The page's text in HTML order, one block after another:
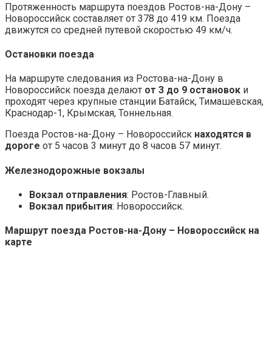
Протяженность маршрута поездов Ростов-на-Дону –
Новороссийск составляет от 378 до 419 км. Поезда
движутся со средней путевой скоростью 49 км/ч.
Остановки поезда
На маршруте следования из Ростова-на-Дону в
Новороссийск поезда делают от 3 до 9 остановок и
проходят через крупные станции Батайск, Тимашевская,
Краснодар-1, Крымская, Тоннельная.
Поезда Ростов-на-Дону – Новороссийск находятся в
дороге от 5 часов 3 минут до 8 часов 57 минут.
Железнодорожные вокзалы
Вокзал отправления: Ростов-Главный.
Вокзал прибытия: Новороссийск.
Маршрут поезда Ростов-на-Дону – Новороссийск на
карте